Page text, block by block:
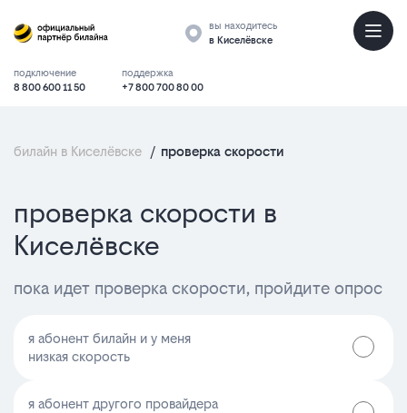
вы находитесь
в Киселёвске
подключение
8 800 600 11 50
поддержка
+7 800 700 80 00
билайн в Киселёвске / проверка скорости
проверка скорости в
Киселёвске
пока идет проверка скорости, пройдите опрос
я абонент билайн и у меня
низкая скорость
я абонент другого провайдера